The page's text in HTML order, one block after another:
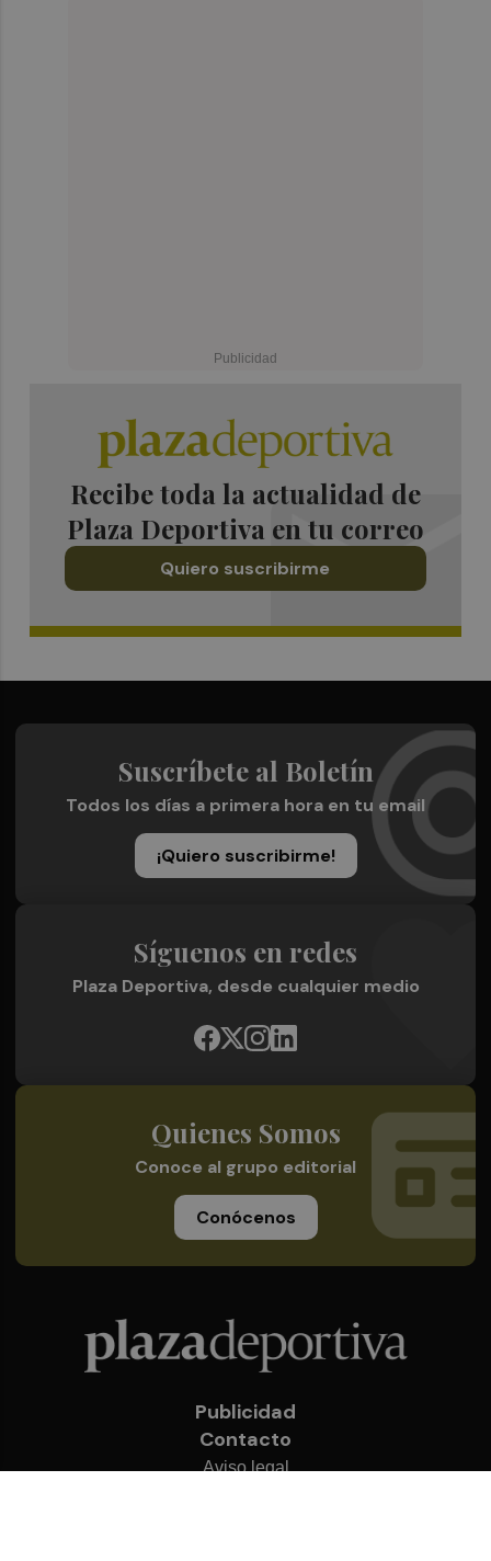
Recibe toda la actualidad de
Plaza Deportiva en tu correo
Quiero suscribirme
Suscríbete al Boletín
Todos los días a primera hora en tu email
¡Quiero suscribirme!
Síguenos en redes
Plaza Deportiva, desde cualquier medio
Quienes Somos
Conoce al grupo editorial
Conócenos
Publicidad
Contacto
Aviso legal